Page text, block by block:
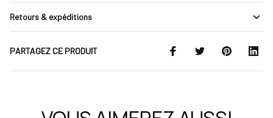
Retours & expéditions
PARTAGEZ CE PRODUIT